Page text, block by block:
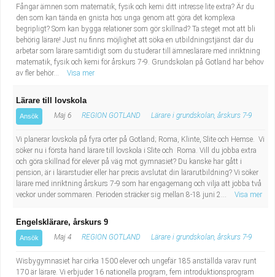
Fångar ämnen som matematik, fysik och kemi ditt intresse lite extra? Är du
den som kan tända en gnista hos unga genom att göra det komplexa
begripligt? Som kan bygga relationer som gör skillnad? Ta steget mot att bli
behörig lärare! Just nu finns möjlighet att söka en utbildningstjänst där du
arbetar som lärare samtidigt som du studerar till ämneslärare med inriktning
matematik, fysik och kemi för årskurs 7-9. Grundskolan på Gotland har behov
av fler behör...
Visa mer
Lärare till lovskola
Ansök Maj 6 REGION GOTLAND Lärare i grundskolan, årskurs 7-9
Vi planerar lovskola på fyra orter på Gotland; Roma, Klinte, Slite och Hemse. Vi
söker nu i första hand lärare till lovskola i Slite och Roma. Vill du jobba extra
och göra skillnad för elever på väg mot gymnasiet? Du kanske har gått i
pension, är i lärarstudier eller har precis avslutat din lärarutbildning? Vi söker
lärare med inriktning årskurs 7-9 som har engagemang och vilja att jobba två
veckor under sommaren. Perioden sträcker sig mellan 8-18 juni 2...
Visa mer
Engelsklärare, årskurs 9
Ansök Maj 4 REGION GOTLAND Lärare i grundskolan, årskurs 7-9
Wisbygymnasiet har cirka 1500 elever och ungefär 185 anställda varav runt
170 är lärare. Vi erbjuder 16 nationella program, fem introduktionsprogram